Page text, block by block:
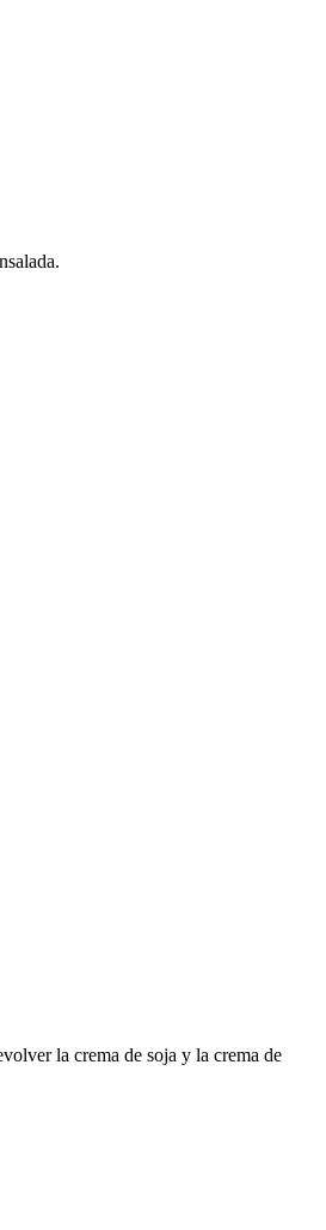
la crema de soja y la crema de